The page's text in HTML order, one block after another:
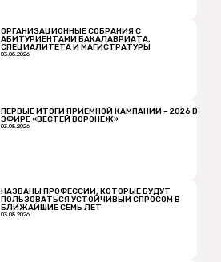
ОРГАНИЗАЦИОННЫЕ СОБРАНИЯ С
АБИТУРИЕНТАМИ БАКАЛАВРИАТА,
СПЕЦИАЛИТЕТА И МАГИСТРАТУРЫ
03.08.2026
ПЕРВЫЕ ИТОГИ ПРИЁМНОЙ КАМПАНИИ – 2026 В
ЭФИРЕ «ВЕСТЕЙ ВОРОНЕЖ»
03.08.2026
НАЗВАНЫ ПРОФЕССИИ, КОТОРЫЕ БУДУТ
ПОЛЬЗОВАТЬСЯ УСТОЙЧИВЫМ СПРОСОМ В
БЛИЖАЙШИЕ СЕМЬ ЛЕТ
03.08.2026